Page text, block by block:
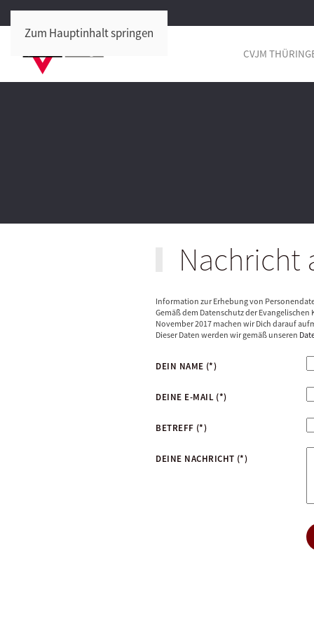
Zum Hauptinhalt springen
CVJM
Nachricht
Information zur Erhebung von
Gemäß dem Datenschutz der Evangelischen
November 2017 machen wir Dich darauf
Dieser Daten werden wir gemäß unseren
DEIN NAME (*)
DEINE E-MAIL (*)
BETREFF (*)
DEINE NACHRICHT (*)